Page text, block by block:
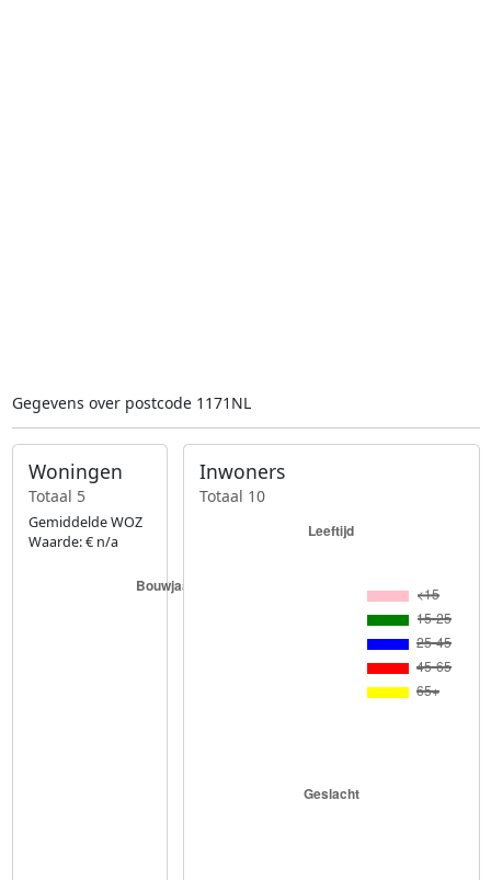
Gegevens over postcode 1171NL
Woningen
Totaal 5
Gemiddelde WOZ
Waarde: € n/a
Inwoners
Totaal 10